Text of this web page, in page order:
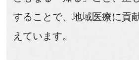
することで、地域医療に貢
えています。